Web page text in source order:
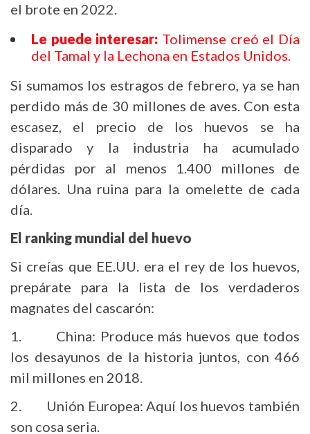
el brote en 2022.
Le puede interesar: Tolimense creó el Día
del Tamal y la Lechona en Estados Unidos.
Si sumamos los estragos de febrero, ya se han
perdido más de 30 millones de aves. Con esta
escasez, el precio de los huevos se ha
disparado y la industria ha acumulado
pérdidas por al menos 1.400 millones de
dólares. Una ruina para la omelette de cada
día.
El ranking mundial del huevo
Si creías que EE.UU. era el rey de los huevos,
prepárate para la lista de los verdaderos
magnates del cascarón:
1. China: Produce más huevos que todos
los desayunos de la historia juntos, con 466
mil millones en 2018.
2. Unión Europea: Aquí los huevos también
son cosa seria.